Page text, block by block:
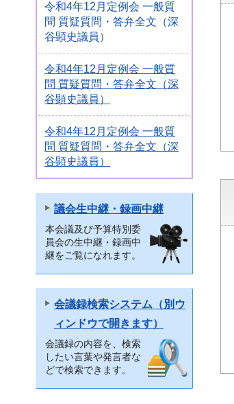
令和4年12月定例会 一般質
問 質疑質問・答弁全文（深
谷顕史議員）
令和4年12月定例会 一般質
問 質疑質問・答弁全文（深
谷顕史議員）
令和4年12月定例会 一般質
問 質疑質問・答弁全文（深
谷顕史議員）
議会生中継・録画中継
本会議及び予算特別委
員会の生中継・録画中
継をご覧になれます。
会議録検索システム（別ウ
ィンドウで開きます）
会議録の内容を、検索
したい言葉や発言者な
どで検索できます。